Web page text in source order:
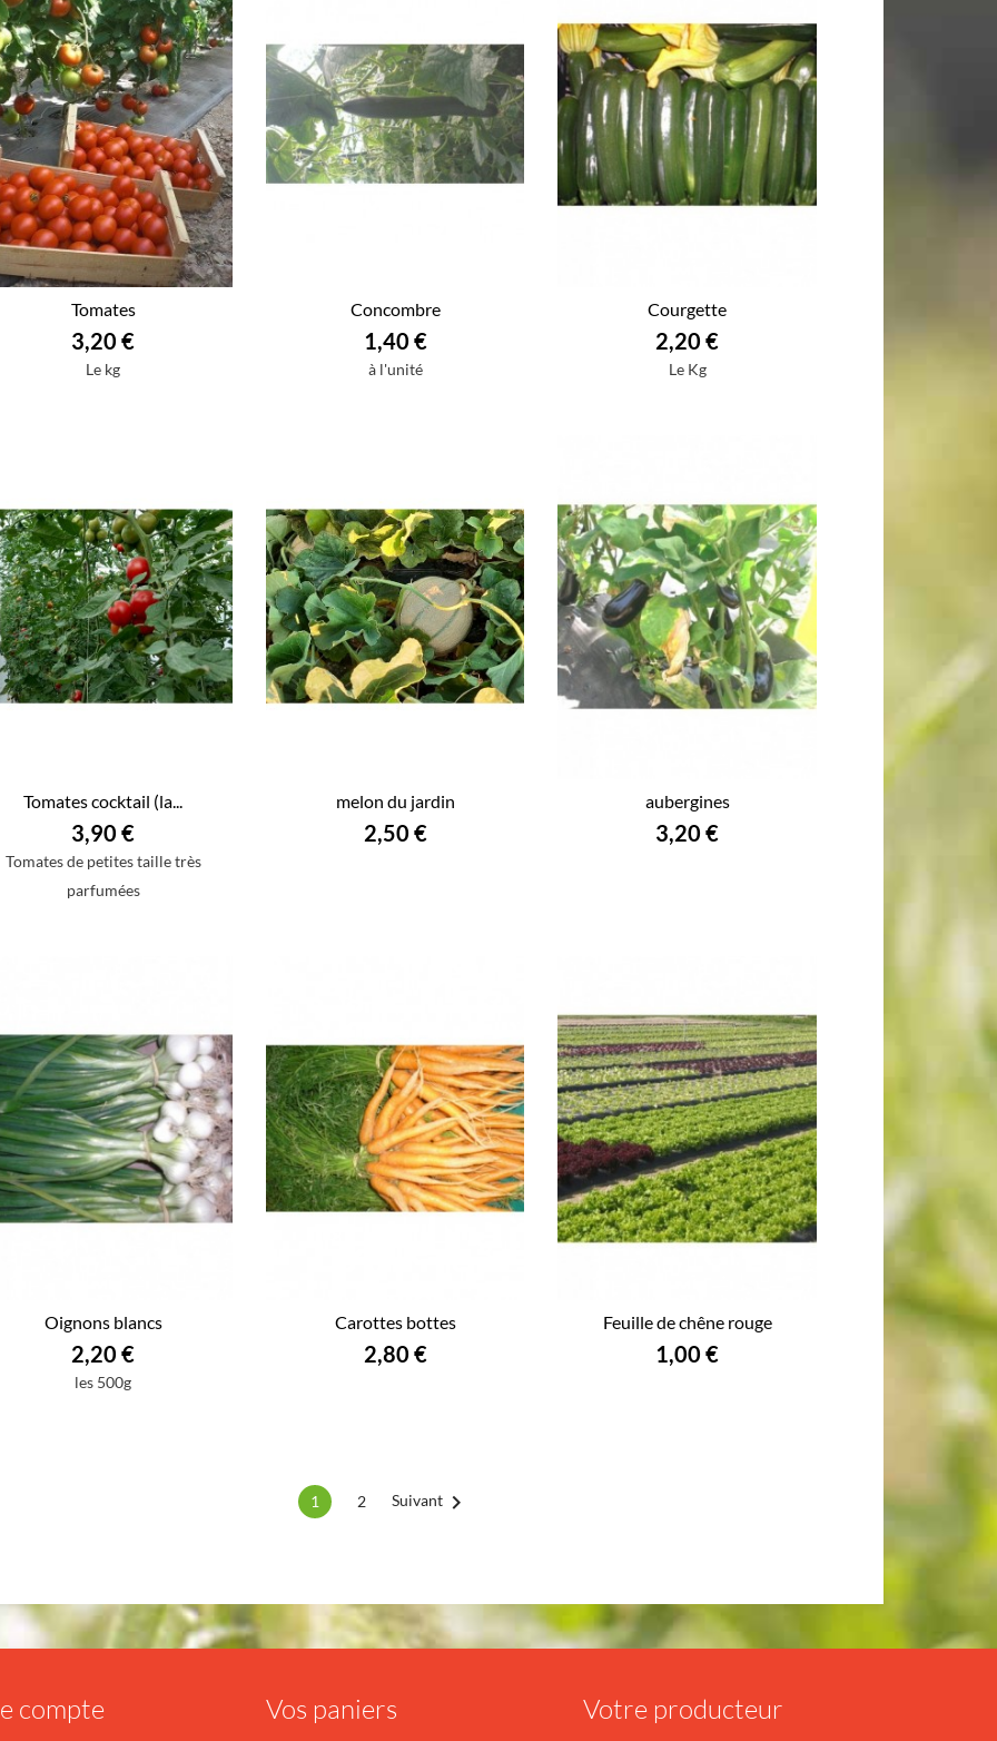
Tomates
3,20 €
Le kg
Concombre
1,40 €
à l'unité
Courgette
2,20 €
Le Kg
Tomates cocktail (la...
3,90 €
Tomates de petites taille très
parfumées
melon du jardin
2,50 €
aubergines
3,20 €
Oignons blancs
2,20 €
les 500g
Carottes bottes
2,80 €
Feuille de chêne rouge
1,00 €
1 2 Suivant 
compte Vos paniers Votre producteur